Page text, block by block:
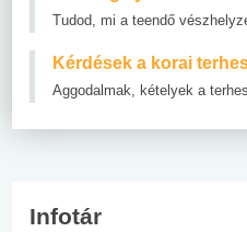
Tudod, mi a teendő
Kérdések a korai
Aggodalmak, kételyek a
Infotár